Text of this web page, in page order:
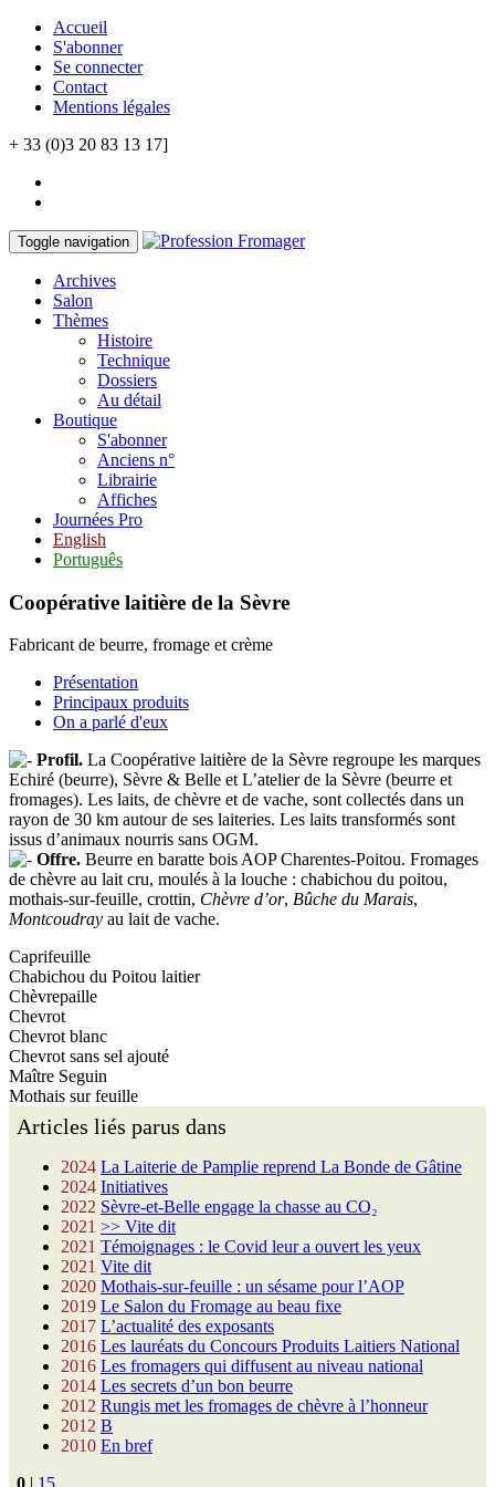
Accueil
S'abonner
Se connecter
Contact
Mentions légales
+ 33 (0)3 20 83 13 17]
Toggle navigation
Archives
Salon
Thèmes
Histoire
Technique
Dossiers
Au détail
Boutique
S'abonner
Anciens n°
Librairie
Affiches
Journées Pro
English
Português
Coopérative laitière de la Sèvre
Fabricant de beurre, fromage et crème
Présentation
Principaux produits
On a parlé d'eux
Profil. La Coopérative laitière de la Sèvre regroupe les marques
Echiré (beurre), Sèvre & Belle et L’atelier de la Sèvre (beurre et
fromages). Les laits, de chèvre et de vache, sont collectés dans un
rayon de 30 km autour de ses laiteries. Les laits transformés sont
issus d’animaux nourris sans OGM.
Offre. Beurre en baratte bois AOP Charentes-Poitou. Fromages
de chèvre au lait cru, moulés à la louche : chabichou du poitou,
mothais-sur-feuille, crottin, Chèvre d’or, Bûche du Marais,
Montcoudray au lait de vache.
Caprifeuille
Chabichou du Poitou laitier
Chèvrepaille
Chevrot
Chevrot blanc
Chevrot sans sel ajouté
Maître Seguin
Mothais sur feuille
Articles liés parus dans
2024 La Laiterie de Pamplie reprend La Bonde de Gâtine
2024 Initiatives
2022 Sèvre-et-Belle engage la chasse au CO₂
2021 >> Vite dit
2021 Témoignages : le Covid leur a ouvert les yeux
2021 Vite dit
2020 Mothais-sur-feuille : un sésame pour l’AOP
2019 Le Salon du Fromage au beau fixe
2017 L’actualité des exposants
2016 Les lauréats du Concours Produits Laitiers National
2016 Les fromagers qui diffusent au niveau national
2014 Les secrets d’un bon beurre
2012 Rungis met les fromages de chèvre à l’honneur
2012 B
2010 En bref